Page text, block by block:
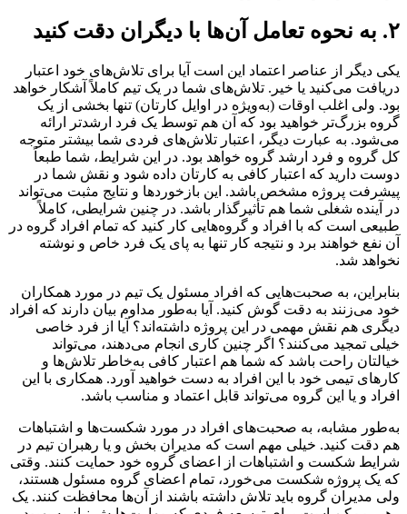
۲. به نحوه تعامل آن‌ها با دیگران دقت کنید
یکی دیگر از عناصر اعتماد این است آیا برای تلاش‌های خود اعتبار
دریافت می‌کنید یا خیر. تلاش‌های شما در یک تیم کاملاً آشکار خواهد
بود. ولی اغلب اوقات (به‌ویژه در اوایل کارتان) تنها بخشی از یک
گروه‌ بزرگ‌تر خواهید بود که آن‌ هم توسط یک فرد ارشدتر ارائه
می‌شود. به عبارت دیگر، اعتبار تلاش‌های فردی شما بیشتر متوجه
کل گروه و فرد ارشد گروه خواهد بود. در این شرایط، شما طبعاً
دوست دارید که اعتبار کافی به کارتان داده شود و نقش شما در
پیشرفت پروژه مشخص باشد. این بازخوردها و نتایج مثبت می‌تواند
در آینده شغلی شما هم تأثیرگذار باشد. در چنین شرایطی، کاملاً
طبیعی است که با افراد و گروه‌هایی کار کنید که تمام افراد گروه در
آن نفع خواهند برد و نتیجه کار تنها به پای یک فرد خاص و نوشته
نخواهد شد.
بنابراین، به صحبت‌هایی که افراد مسئول یک تیم در مورد همکاران
خود می‌زنند به دقت گوش کنید. آیا به‌طور مداوم بیان دارند که افراد
دیگری هم نقش مهمی در این پروژه داشته‌اند؟ آیا از فرد خاصی
خیلی تمجید می‌کنند؟ اگر چنین کاری انجام می‌دهند، می‌تواند
خیالتان راحت باشد که شما هم اعتبار کافی به‌خاطر تلاش‌ها و
کارهای تیمی خود با این افراد به دست خواهید آورد. همکاری با این
افراد و یا این گروه می‌تواند قابل اعتماد و مناسب باشد.
به‌طور مشابه، به صحبت‌های افراد در مورد شکست‌ها و اشتباهات
هم دقت کنید. خیلی مهم است که مدیران بخش و یا رهبران تیم در
شرایط شکست و اشتباهات از اعضای گروه خود حمایت کنند. وقتی
که یک پروژه شکست می‌خورد،‌ تمام اعضای گروه مسئول هستند،
ولی مدیران گروه باید تلاش داشته باشند از آن‌ها محافظت کنند. یک